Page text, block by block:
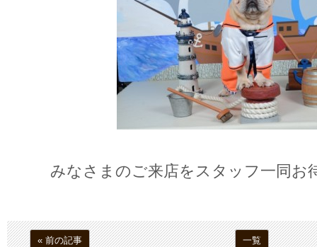
みなさまのご来店をスタッフ一同お
« 前の記事 一覧